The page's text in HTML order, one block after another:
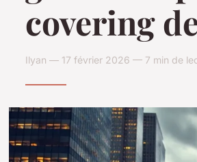
covering
Ilyan — 17 février 2026 — 7 min de